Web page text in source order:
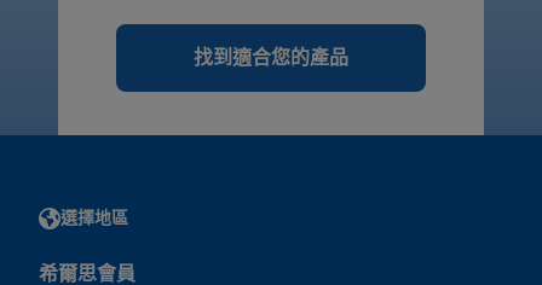
找到適合您的產品
選擇地區
希爾思會員